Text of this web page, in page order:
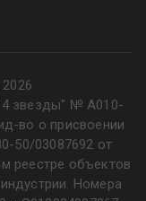
звезды" № А010-
во о присвоении
50/03087692 от
реестре объектов
Номера